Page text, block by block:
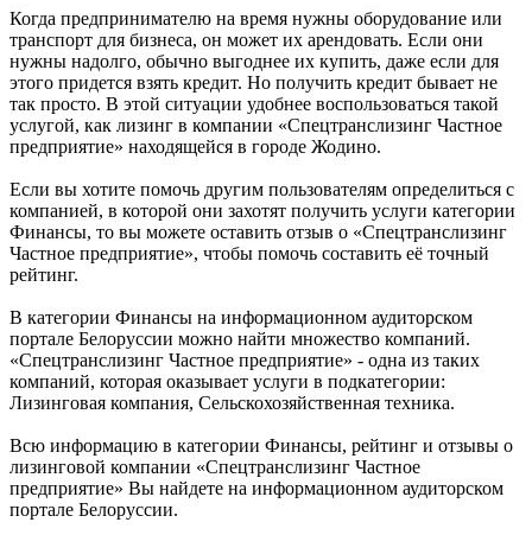
Когда предпринимателю на время нужны оборудование или
транспорт для бизнеса, он может их арендовать. Если они
нужны надолго, обычно выгоднее их купить, даже если для
этого придется взять кредит. Но получить кредит бывает не
так просто. В этой ситуации удобнее воспользоваться такой
услугой, как лизинг в компании «Спецтранслизинг Частное
предприятие» находящейся в городе Жодино.
Если вы хотите помочь другим пользователям определиться с
компанией, в которой они захотят получить услуги категории
Финансы, то вы можете оставить отзыв о «Спецтранслизинг
Частное предприятие», чтобы помочь составить её точный
рейтинг.
В категории Финансы на информационном аудиторском
портале Белоруссии можно найти множество компаний.
«Спецтранслизинг Частное предприятие» - одна из таких
компаний, которая оказывает услуги в подкатегории:
Лизинговая компания, Сельскохозяйственная техника.
Всю информацию в категории Финансы, рейтинг и отзывы о
лизинговой компании «Спецтранслизинг Частное
предприятие» Вы найдете на информационном аудиторском
портале Белоруссии.